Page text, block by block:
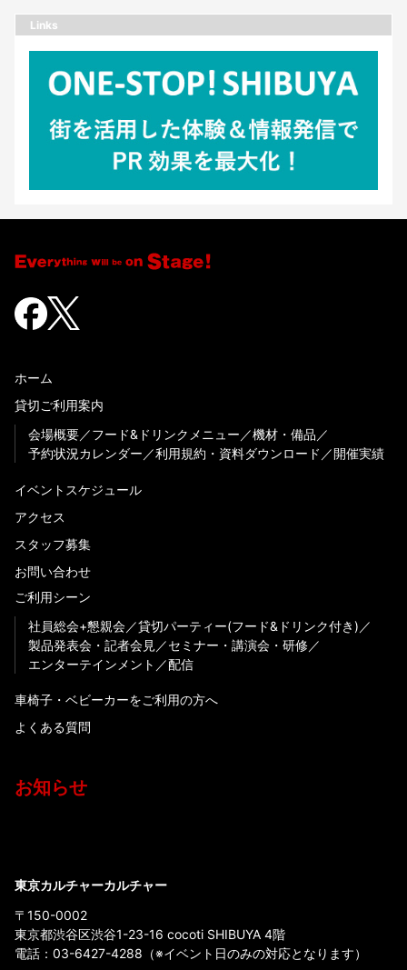
Links
ホーム
貸切ご利用案内
会場概要
フード&ドリンクメニュー
機材・備品
予約状況カレンダー
利用規約・資料ダウンロード 開催実績
イベントスケジュール
アクセス
スタッフ募集
お問い合わせ
ご利用シーン
社員総会+懇親会
貸切パーティー(フード&ドリンク付き)
製品発表会・記者会見
セミナー・講演会・研修
エンターテインメント
配信
車椅子・ベビーカーをご利用の方へ
よくある質問
お知らせ
東京カルチャーカルチャー
〒150-0002
東京都渋谷区渋谷1-23-16 cocoti SHIBUYA 4階
電話： 03-6427-4288 （※イベント日のみの対応となります）